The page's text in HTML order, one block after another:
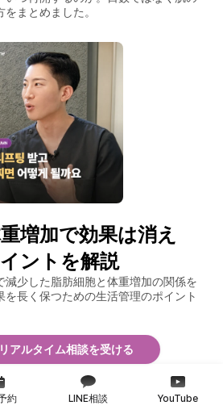
まとめました。
増加で効果は消え
ントを解説
減少した脂肪細胞と体重増加の関係を
を長く保つための生活管理のポイント
約 LINE相談 YouTube
アルタイム相談を受ける